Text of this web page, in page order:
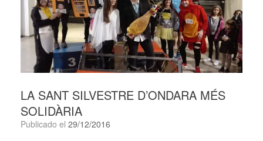
LA SANT SILVESTRE D’ONDARA MÉS
SOLIDÀRIA
Publicado el 29/12/2016